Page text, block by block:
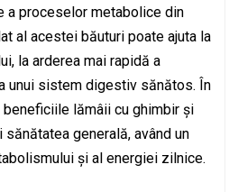
a proceselor metabolice din
al acestei băuturi poate ajuta la
la arderea mai rapidă a
unui sistem digestiv sănătos. În
lămâii cu ghimbir și
generală, având un
și al energiei zilnice.